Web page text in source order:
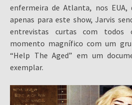
enfermeira de Atlanta, nos
apenas para este show, Jarvis
entrevistas curtas com todos
momento magnífico com um
“Help The Aged” em um
exemplar.